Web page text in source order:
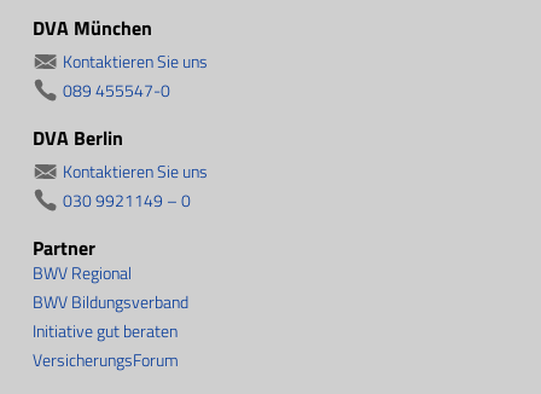
DVA München
Kontaktieren Sie uns
089 455547-0
DVA Berlin
Kontaktieren Sie uns
030 9921149 – 0
Partner
BWV Regional
BWV Bildungsverband
Initiative gut beraten
VersicherungsForum